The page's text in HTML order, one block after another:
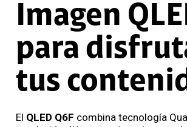
Imagen
para
tus
El QLED Q6F combina tecnología